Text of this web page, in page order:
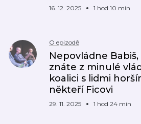
16. 12. 2025 1 hod 10 min
O epizodě
Nepovládne
znáte z minulé
koalici s lidmi
někteří Ficovi
29. 11. 2025 1 hod 24 min